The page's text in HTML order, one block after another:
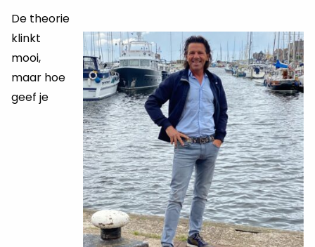
De theorie
klinkt
mooi,
maar hoe
geef je